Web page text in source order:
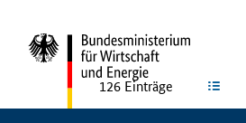
126 Einträge